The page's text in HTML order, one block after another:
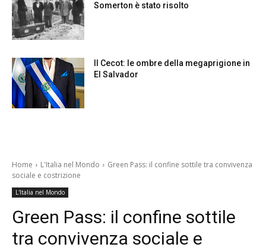
Somerton è stato risolto
Il Cecot: le ombre della megaprigione in
El Salvador